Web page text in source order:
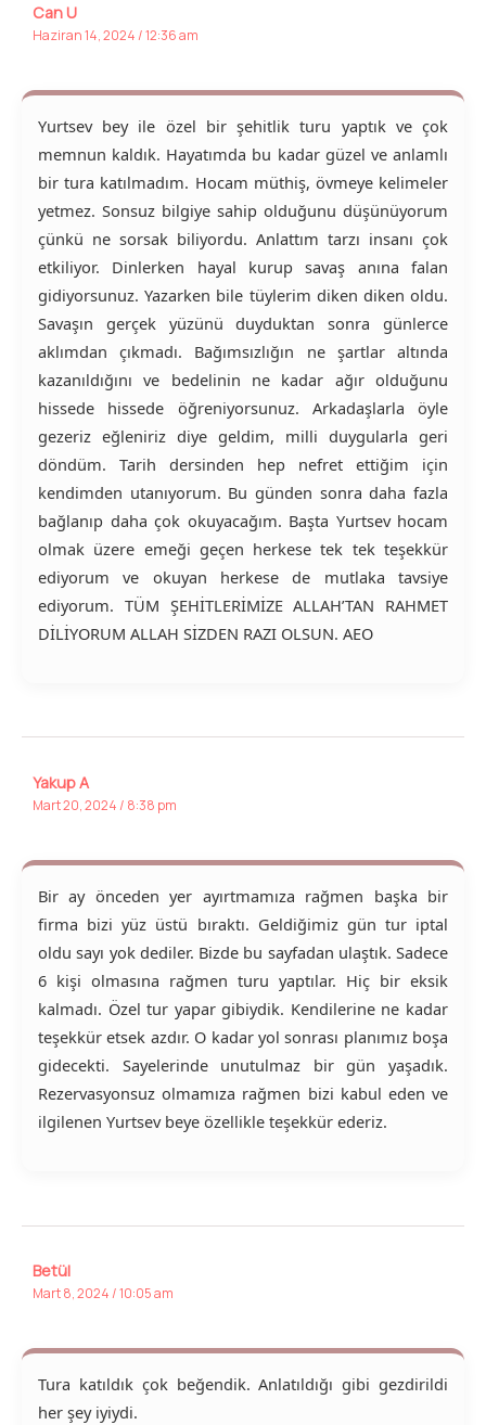
Can U
Haziran 14, 2024 / 12:36 am
Yurtsev bey ile özel bir şehitlik turu yaptık ve çok
memnun kaldık. Hayatımda bu kadar güzel ve anlamlı
bir tura katılmadım. Hocam müthiş, övmeye kelimeler
yetmez. Sonsuz bilgiye sahip olduğunu düşünüyorum
çünkü ne sorsak biliyordu. Anlattım tarzı insanı çok
etkiliyor. Dinlerken hayal kurup savaş anına falan
gidiyorsunuz. Yazarken bile tüylerim diken diken oldu.
Savaşın gerçek yüzünü duyduktan sonra günlerce
aklımdan çıkmadı. Bağımsızlığın ne şartlar altında
kazanıldığını ve bedelinin ne kadar ağır olduğunu
hissede hissede öğreniyorsunuz. Arkadaşlarla öyle
gezeriz eğleniriz diye geldim, milli duygularla geri
döndüm. Tarih dersinden hep nefret ettiğim için
kendimden utanıyorum. Bu günden sonra daha fazla
bağlanıp daha çok okuyacağım. Başta Yurtsev hocam
olmak üzere emeği geçen herkese tek tek teşekkür
ediyorum ve okuyan herkese de mutlaka tavsiye
ediyorum. TÜM ŞEHİTLERİMİZE ALLAH’TAN RAHMET
DİLİYORUM ALLAH SİZDEN RAZI OLSUN. AEO
Yakup A
Mart 20, 2024 / 8:38 pm
Bir ay önceden yer ayırtmamıza rağmen başka bir
firma bizi yüz üstü bıraktı. Geldiğimiz gün tur iptal
oldu sayı yok dediler. Bizde bu sayfadan ulaştık. Sadece
6 kişi olmasına rağmen turu yaptılar. Hiç bir eksik
kalmadı. Özel tur yapar gibiydik. Kendilerine ne kadar
teşekkür etsek azdır. O kadar yol sonrası planımız boşa
gidecekti. Sayelerinde unutulmaz bir gün yaşadık.
Rezervasyonsuz olmamıza rağmen bizi kabul eden ve
ilgilenen Yurtsev beye özellikle teşekkür ederiz.
Betül
Mart 8, 2024 / 10:05 am
Tura katıldık çok beğendik. Anlatıldığı gibi gezdirildi
her şey iyiydi.